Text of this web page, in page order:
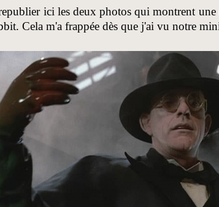
ici les deux photos qui montrent
Cela m'a frappée dès que j'ai vu notre